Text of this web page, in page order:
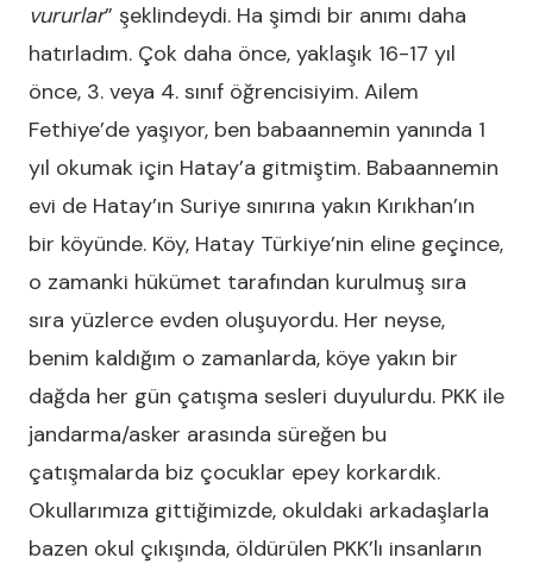
vururlar” şeklindeydi. Ha şimdi bir anımı daha
hatırladım. Çok daha önce, yaklaşık 16-17 yıl
önce, 3. veya 4. sınıf öğrencisiyim. Ailem
Fethiye’de yaşıyor, ben babaannemin yanında 1
yıl okumak için Hatay’a gitmiştim. Babaannemin
evi de Hatay’ın Suriye sınırına yakın Kırıkhan’ın
bir köyünde. Köy, Hatay Türkiye’nin eline geçince,
o zamanki hükümet tarafından kurulmuş sıra
sıra yüzlerce evden oluşuyordu. Her neyse,
benim kaldığım o zamanlarda, köye yakın bir
dağda her gün çatışma sesleri duyulurdu. PKK ile
jandarma/asker arasında süreğen bu
çatışmalarda biz çocuklar epey korkardık.
Okullarımıza gittiğimizde, okuldaki arkadaşlarla
bazen okul çıkışında, öldürülen PKK’lı insanların